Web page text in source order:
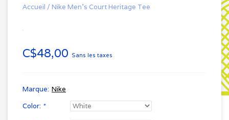
Accueil / Nike Men's Court Heritage Tee
C$48,00 Sans les taxes
Marque: Nike
Color: *